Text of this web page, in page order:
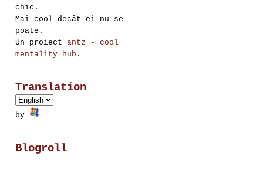
chic.
Mai cool decât ei nu se
poate.
Un proiect antz - cool
mentality hub .
Translation
by
Blogroll